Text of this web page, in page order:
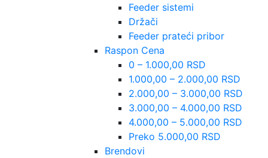
Feeder sistemi
Držači
Feeder prateći pribor
Raspon Cena
0 – 1.000,00 RSD
1.000,00 – 2.000,00 RSD
2.000,00 – 3.000,00 RSD
3.000,00 – 4.000,00 RSD
4.000,00 – 5.000,00 RSD
Preko 5.000,00 RSD
Brendovi